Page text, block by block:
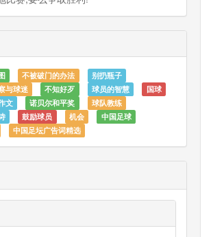
不被破门的办法
别扔瓶子
与球迷 不知好歹 球员的智慧
国球
文 诺贝尔和平奖
球队教练
鼓励球员 机会
中国足球
中国足坛广告词精选